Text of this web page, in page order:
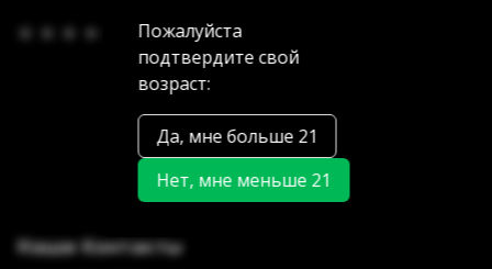
(0) В избранное
Наши Контакты
Пожалуйста
подтвердите свой
возраст:
Да, мне больше 21
Нет, мне меньше 21